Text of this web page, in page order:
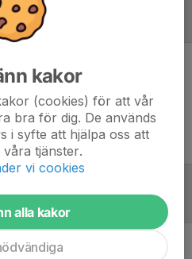
skrivet
M
kakor
(cookies) för att vår
bra för dig. De används
i syfte att hjälpa oss att
tjänster.
vi cookies
alla kakor